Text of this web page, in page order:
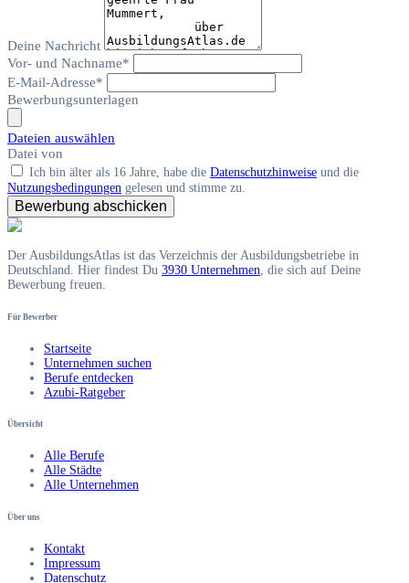
Deine Nachricht
Vor- und Nachname*
E-Mail-Adresse*
Bewerbungsunterlagen
Dateien auswählen
Datei von
Ich bin älter als 16 Jahre, habe die Datenschutzhinweise und die
Nutzungsbedingungen gelesen und stimme zu.
Bewerbung abschicken
Der AusbildungsAtlas ist das Verzeichnis der Ausbildungsbetriebe in
Deutschland. Hier findest Du 3930 Unternehmen , die sich auf Deine
Bewerbung freuen.
Für Bewerber
Startseite
Unternehmen suchen
Berufe entdecken
Azubi-Ratgeber
Übersicht
Alle Berufe
Alle Städte
Alle Unternehmen
Über uns
Kontakt
Impressum
Datenschutz